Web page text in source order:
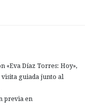
«Eva Díaz Torres: Hoy»,
visita guiada junto al
previa en